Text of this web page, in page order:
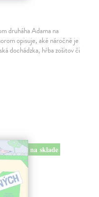
druháha Adama na
opisuje, aké náročné je
dochádzka, hŕba zošitov či
na sklade